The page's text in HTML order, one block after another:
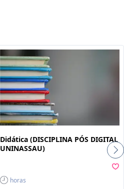
Didática (DISCIPLINA PÓS DIGITAL
UNINASSAU)
horas